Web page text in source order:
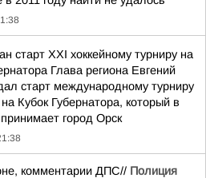
старт XXI хоккейному турниру на
Глава региона Евгений
старт международному турниру
Кубок Губернатора, который в
город Орск
комментарии ДПС// Полиция